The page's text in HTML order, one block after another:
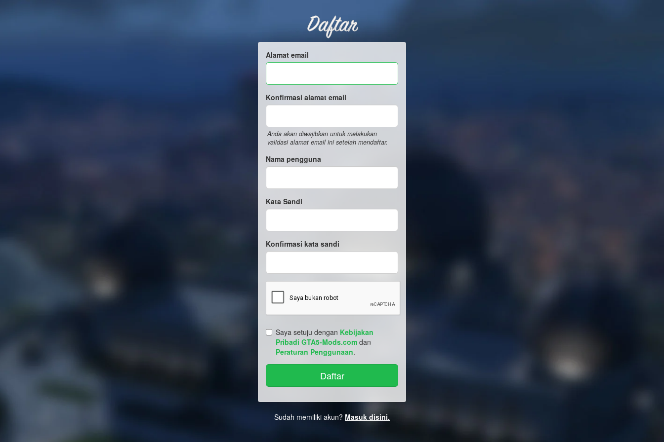
Daftar
Alamat email
Konfirmasi alamat email
Anda akan diwajibkan untuk melakukan
validasi alamat email ini setelah mendaftar.
Nama pengguna
Kata Sandi
Konfirmasi kata sandi
Saya setuju dengan Kebijakan
Pribadi GTA5-Mods.com dan
Peraturan Penggunaan.
Sudah memiliki akun? Masuk disini.